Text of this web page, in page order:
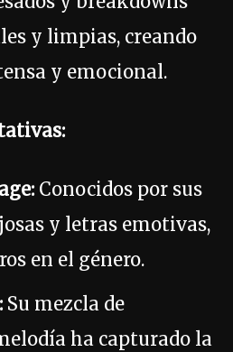
y limpias, creando
y emocional.
Conocidos por sus
y letras emotivas,
en el género.
Su mezcla de
ha capturado la